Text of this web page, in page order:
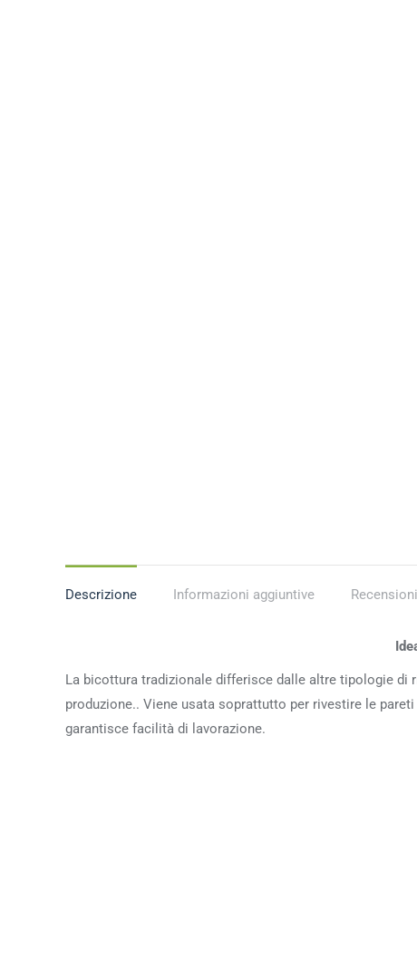
Descrizione Informazioni aggiuntive
La bicottura tradizionale differisce dalle altre tipologie
produzione.. Viene usata soprattutto per rivestire le
garantisce facilità di lavorazione.